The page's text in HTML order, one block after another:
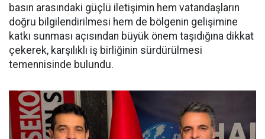
basın arasındaki güçlü iletişimin hem vatandaşların
doğru bilgilendirilmesi hem de bölgenin gelişimine
katkı sunması açısından büyük önem taşıdığına dikkat
çekerek, karşılıklı iş birliğinin sürdürülmesi
temennisinde bulundu.